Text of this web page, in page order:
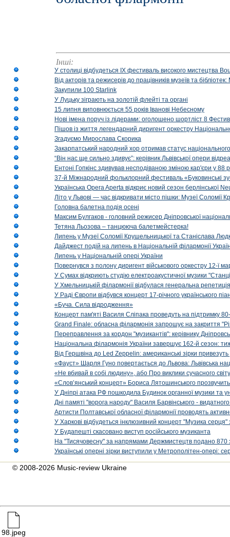
Інші:
У столиці відбудеться IX фестиваль високого мистецтва
Від акторів та режисерів до працівників музеїв та
Закупили 100 Starlink
У Луцьку зіграють на золотій флейті та органі
15 липня виповнюється 55 років Іванові Небесному
Нові імена поруч із лідерами: оголошено шортліст 8
Пішов із життя легендарний диригент оркестру
Згадуємо Мирослава Скорика
Закарпатський народний хор отримав статус національного
“Він нас ще сильно здивує”: керівник Львівської опери
Ентоні Гопкінс здивував несподіваною зміною кар'єри у 88
37-й Міжнародний фольклорний фестиваль «Буковинські
Українська Opera Aperta відкриє новий сезон берлінської
Літо у Львові — час відкривати місто пішки: Музеї Соломії
Головна балетна подія осені
Максим Булгаков - головний режисер Дніпровської
Тетяна Льозова – танцююча балетмейстерка!
Липень у Музеї Соломії Крушельницької та Станіслава
Дайджест подій на липень в Національній філармонії
Липень у Національній опері України
Повернувся з полону диригент військового оркестру 12-ї
У Сумах відкриють студію електроакустичної музики
У Хмельницькій філармонії відбулася генеральна
У Раді Європи відбувся концерт 17-річного українського
«Буча. Сила відродження»
Концерт пам'яті Василя Сліпака проведуть на підтримку
Grand Finale: обласна філармонія запрошує на закриття
Переправлення за кордон "музикантів": керівнику
Національна філармонія України завершує 162-й сезон:
Від Гершвіна до Led Zeppelin: американські зірки
«Фауст» Шарля Гуно повертається до Львова: Львівська
«Не вбивай в собі людину», або Про виклики сучасного світу
«Слов’янський концерт» Бориса Лятошинського
У Дніпрі атака РФ пошкодила Будинок органної музики та
Дні памяті "ворога народу" Василя Барвінського -
Артисти Полтавської обласної філармонії проводять
У Харкові відбудеться інклюзивний концерт "Музика
У Будапешті скасовано виступ російського музиканта
На "Тисячовесну" за напрямами Держмистецтв подано 870
Українські оперні зірки виступили у Метрополітен-опері:
© 2008-2026 Music-review Ukraine
98.jpeg